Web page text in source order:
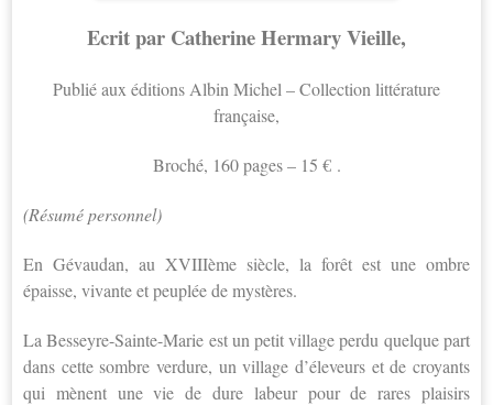
Ecrit par Catherine Hermary Vieille,
Publié aux éditions Albin Michel – Collection littérature
française,
Broché, 160 pages – 15 € .
(Résumé personnel)
En Gévaudan, au XVIIIème siècle, la forêt est une ombre
épaisse, vivante et peuplée de mystères.
La Besseyre-Sainte-Marie est un petit village perdu quelque part
dans cette sombre verdure, un village d’éleveurs et de croyants
qui mènent une vie de dure labeur pour de rares plaisirs